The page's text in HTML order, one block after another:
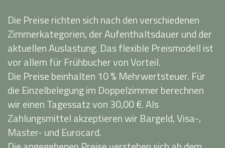
Die Preise richten sich nach den verschiedenen
Zimmerkategorien, der Aufenthaltsdauer und der
aktuellen Auslastung. Das flexible Preismodell ist
vor allem für Frühbucher von Vorteil.
Die Preise beinhalten 10 % Mehrwertsteuer. Für
die Einzelbelegung im Doppelzimmer berechnen
wir einen Tagessatz von 30,00 €. Als
Zahlungsmittel akzeptieren wir Bargeld, Visa-,
Master- und Eurocard.